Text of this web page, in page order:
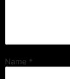
Name *